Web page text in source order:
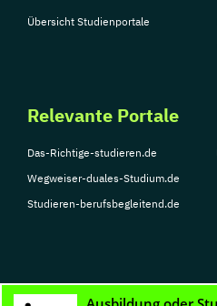
Übersicht Studienportale
Relevante Portale
Das-Richtige-studieren.de
Wegweiser-duales-Studium.de
Studieren-berufsbegleitend.de